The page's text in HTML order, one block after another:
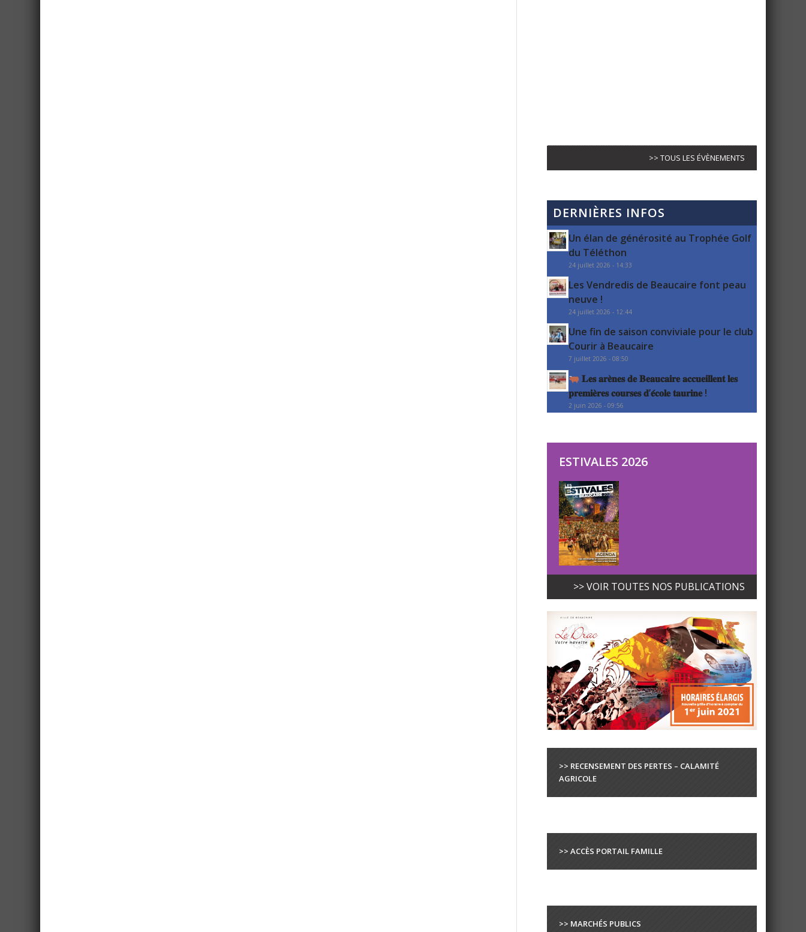
>> TOUS LES ÉVÈNEMENTS
DERNIÈRES INFOS
Un élan de générosité au Trophée Golf
du Téléthon
24 juillet 2026 - 14:33
Les Vendredis de Beaucaire font peau
neuve !
24 juillet 2026 - 12:44
Une fin de saison conviviale pour le club
Courir à Beaucaire
7 juillet 2026 - 08:50
𝐋𝐞𝐬 𝐚𝐫𝐞̀𝐧𝐞𝐬 𝐝𝐞 𝐁𝐞𝐚𝐮𝐜𝐚𝐢𝐫𝐞 𝐚𝐜𝐜𝐮𝐞𝐢𝐥𝐥𝐞𝐧𝐭 𝐥𝐞𝐬
𝐩𝐫𝐞𝐦𝐢𝐞̀𝐫𝐞𝐬 𝐜𝐨𝐮𝐫𝐬𝐞𝐬 𝐝’𝐞́𝐜𝐨𝐥𝐞 𝐭𝐚𝐮𝐫𝐢𝐧𝐞 !
2 juin 2026 - 09:56
ESTIVALES 2026
>> VOIR TOUTES NOS PUBLICATIONS
>> RECENSEMENT DES PERTES – CALAMITÉ
AGRICOLE
>> ACCÈS PORTAIL FAMILLE
>> MARCHÉS PUBLICS